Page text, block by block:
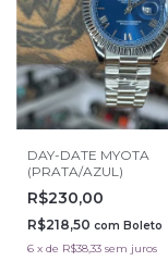
DAY-DATE MYOTA
(PRATA/AZUL)
R$230,00
R$218,50 com Boleto
6 x de R$38,33 sem juros